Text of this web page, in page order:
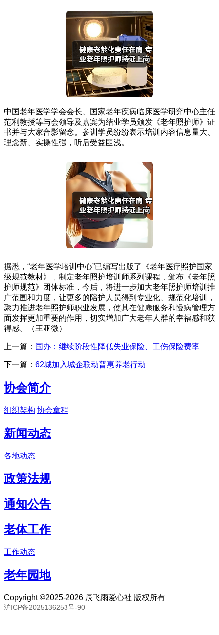
中国老年医学学会会长、国家老年疾病临床医学研究中心主任
范利教授等与会领导及嘉宾为结业学员颁发《老年照护师》证
书并与大家合影留念。参训学员纷纷表示培训内容信息量大、
理念新、实操性强，听后受益匪浅。
据悉，“老年医学培训中心”已编写出版了《老年医疗照护国家
级规范教材》，制定老年照护培训师系列课程，颁布《老年照
护师规范》团体标准，今后，将进一步加大老年照护师培训推
广范围和力度，让更多的陪护人员得到专业化、规范化培训，
聚力推进老年照护师职业发展，使其在健康服务和慢病管理方
面发挥更加重要的作用，切实增加广大老年人群的幸福感和获
得感。（王亚微）
上一篇： 国办：继续阶段性降低失业保险、工伤保险费率
下一篇： 62城加入城企联动普惠养老行动
协会简介
组织架构 协会章程
新闻动态
各地动态
政策法规
通知公告
老体工作
工作动态
老年园地
Copyright ©2025-2026 辰飞雨爱心社 版权所有
沪ICP备2025136253号-90